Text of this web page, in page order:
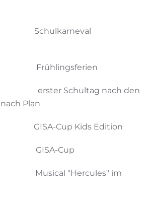
Schulkarneval
Frühlingsferien
erster Schultag nach den
Plan
GISA-Cup Kids Edition
GISA-Cup
Musical "Hercules" im